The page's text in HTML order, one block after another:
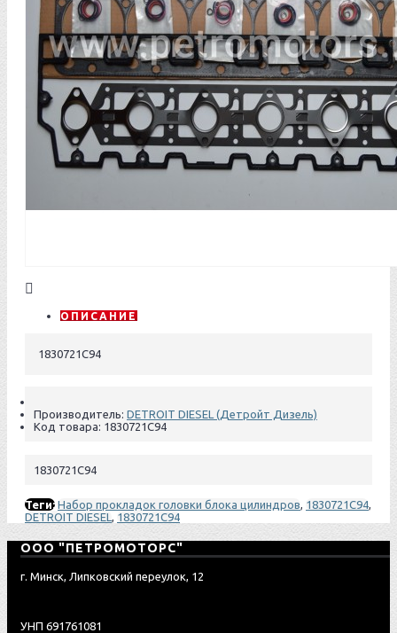
ОПИСАНИЕ
1830721С94
Производитель: DETROIT DIESEL (Детройт Дизель)
Код товара: 1830721C94
1830721С94
Теги: Набор прокладок головки блока цилиндров, 1830721C94,
DETROIT DIESEL, 1830721С94
ООО "ПЕТРОМОТОРС"
г. Минск, Липковский переулок, 12
УНП 691761081